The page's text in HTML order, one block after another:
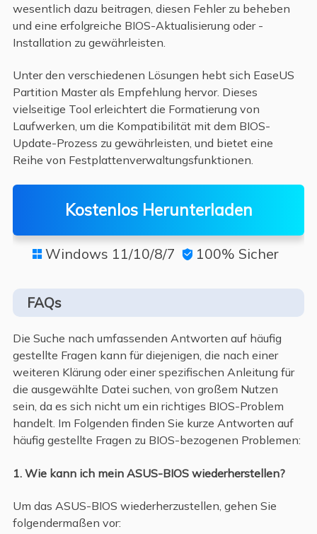
wesentlich dazu beitragen, diesen Fehler zu beheben
und eine erfolgreiche BIOS-Aktualisierung oder -
Installation zu gewährleisten.
Unter den verschiedenen Lösungen hebt sich EaseUS
Partition Master als Empfehlung hervor. Dieses
vielseitige Tool erleichtert die Formatierung von
Laufwerken, um die Kompatibilität mit dem BIOS-
Update-Prozess zu gewährleisten, und bietet eine
Reihe von Festplattenverwaltungsfunktionen.
Kostenlos Herunterladen
 Windows 11/10/8/7  100% Sicher
FAQs
Die Suche nach umfassenden Antworten auf häufig
gestellte Fragen kann für diejenigen, die nach einer
weiteren Klärung oder einer spezifischen Anleitung für
die ausgewählte Datei suchen, von großem Nutzen
sein, da es sich nicht um ein richtiges BIOS-Problem
handelt. Im Folgenden finden Sie kurze Antworten auf
häufig gestellte Fragen zu BIOS-bezogenen Problemen:
1. Wie kann ich mein ASUS-BIOS wiederherstellen?
Um das ASUS-BIOS wiederherzustellen, gehen Sie
folgendermaßen vor: